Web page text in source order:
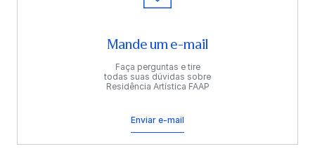
Mande um e-mail
Faça perguntas e tire
todas suas dúvidas sobre
Residência Artística FAAP
Enviar e-mail